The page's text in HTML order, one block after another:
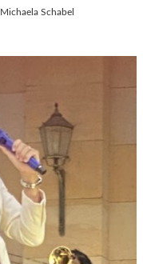
Michaela Schabel